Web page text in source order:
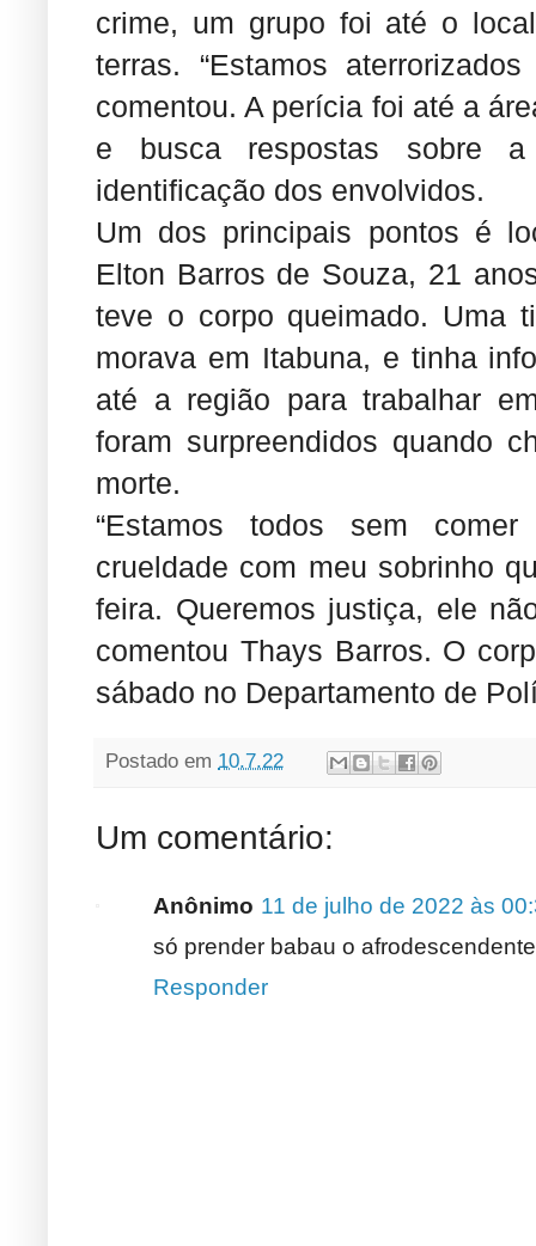
crime, um grupo foi até o
terras. “Estamos
comentou. A perícia foi até a
e busca respostas sobre
identificação dos envolvidos.
Um dos principais pontos é
Elton Barros de Souza, 21
teve o corpo queimado. Uma
morava em Itabuna, e tinha
até a região para trabalhar
foram surpreendidos quando
morte.
“Estamos todos sem
crueldade com meu sobrinho
feira. Queremos justiça, ele
comentou Thays Barros. O
sábado no Departamento de
Postado em 10.7.22
Um comentário:
Anônimo 11 de julho de 2022 às
só prender babau o
Responder